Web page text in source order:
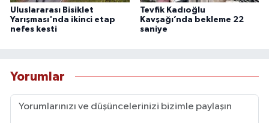
Uluslararası Bisiklet
Yarışması'nda ikinci etap
nefes kesti
Tevfik Kadıoğlu
Kavşağı’nda bekleme 22
saniye
Yorumlar